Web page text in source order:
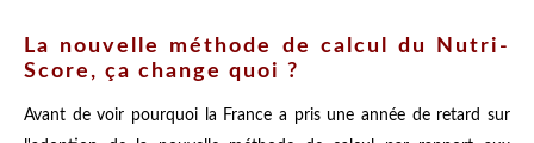
La nouvelle méthode de calcul du Nutri-
Score, ça change quoi ?
Avant de voir pourquoi la France a pris une année de retard sur